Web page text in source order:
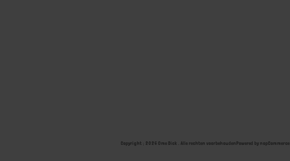
Copyright ; 2026 Ome Dick . Alle rechten voorbehoudenPowered by nopCommerce